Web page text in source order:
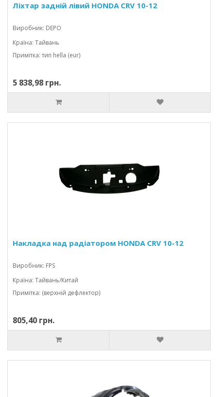
Ліхтар задній лівий HONDA CRV 10-12
Виробник: DEPO
Країна: Тайвань
Примітка: тип hella (eur)
5 838,98 грн.
Накладка над радіатором HONDA CRV 10-12
Виробник: FPS
Країна: Тайвань/Китай
Примітка: (верхній дефлектор)
805,40 грн.